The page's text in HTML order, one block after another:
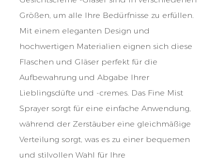
Größen, um alle Ihre Bedürfnisse zu erfüllen.
Mit einem eleganten Design und
hochwertigen Materialien eignen sich diese
Flaschen und Gläser perfekt für die
Aufbewahrung und Abgabe Ihrer
Lieblingsdüfte und -cremes. Das Fine Mist
Sprayer sorgt für eine einfache Anwendung,
während der Zerstäuber eine gleichmäßige
Verteilung sorgt, was es zu einer bequemen
und stilvollen Wahl für Ihre